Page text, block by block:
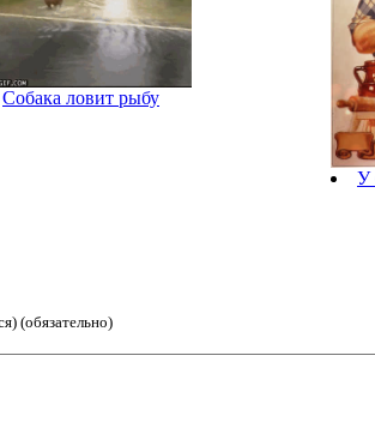
Собака ловит рыбу
У
(обязательно)